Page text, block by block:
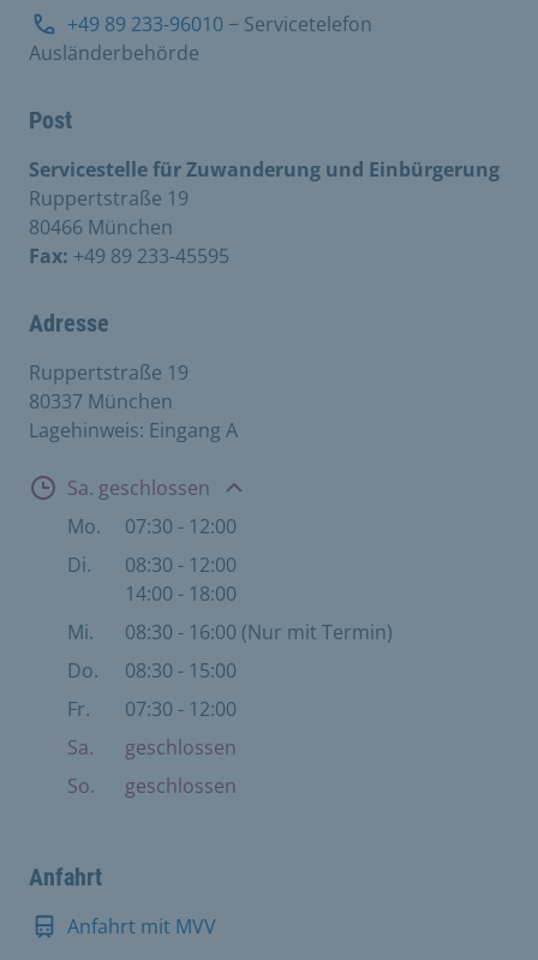
+49 89 233-96010 − Servicetelefon
Ausländerbehörde
Post
Servicestelle für Zuwanderung und Einbürgerung
Ruppertstraße 19
80466 München
Fax: +49 89 233-45595
Adresse
Ruppertstraße 19
80337 München
Lagehinweis: Eingang A
Öffnungszeiten
Sa. geschlossen
Mo.
07:30 - 12:00
Di.
08:30 - 12:00
14:00 - 18:00
Mi.
08:30 - 16:00 (Nur mit Termin)
Do.
08:30 - 15:00
Fr.
07:30 - 12:00
Sa.
geschlossen
So.
geschlossen
Anfahrt
Anfahrt mit MVV